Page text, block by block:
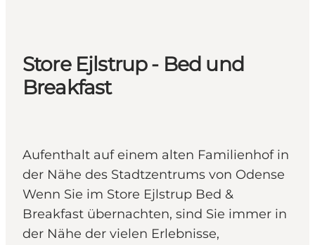
Outdoor & bike
Essen & trinken
Übernachtung
Store Ejlstrup - Bed und
Breakfast
Aufenthalt auf einem alten Familienhof in
der Nähe des Stadtzentrums von Odense
Wenn Sie im Store Ejlstrup Bed &
Breakfast übernachten, sind Sie immer in
der Nähe der vielen Erlebnisse,